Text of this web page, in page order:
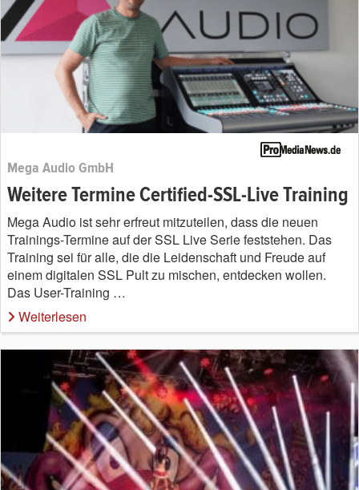
Mega Audio GmbH
Weitere Termine Certified-SSL-Live Training
Mega Audio ist sehr erfreut mitzuteilen, dass die neuen
Trainings-Termine auf der SSL Live Serie feststehen. Das
Training sei für alle, die die Leidenschaft und Freude auf
einem digitalen SSL Pult zu mischen, entdecken wollen.
Das User-Training …
Weiterlesen